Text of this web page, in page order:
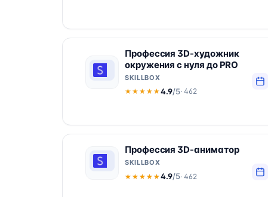
Профессия 3D-художник
окружения с нуля до PRO
SKILLBOX
★★★★★
★★★★★4.9/5· 462
Профессия 3D-аниматор
SKILLBOX
★★★★★
★★★★★4.9/5· 462